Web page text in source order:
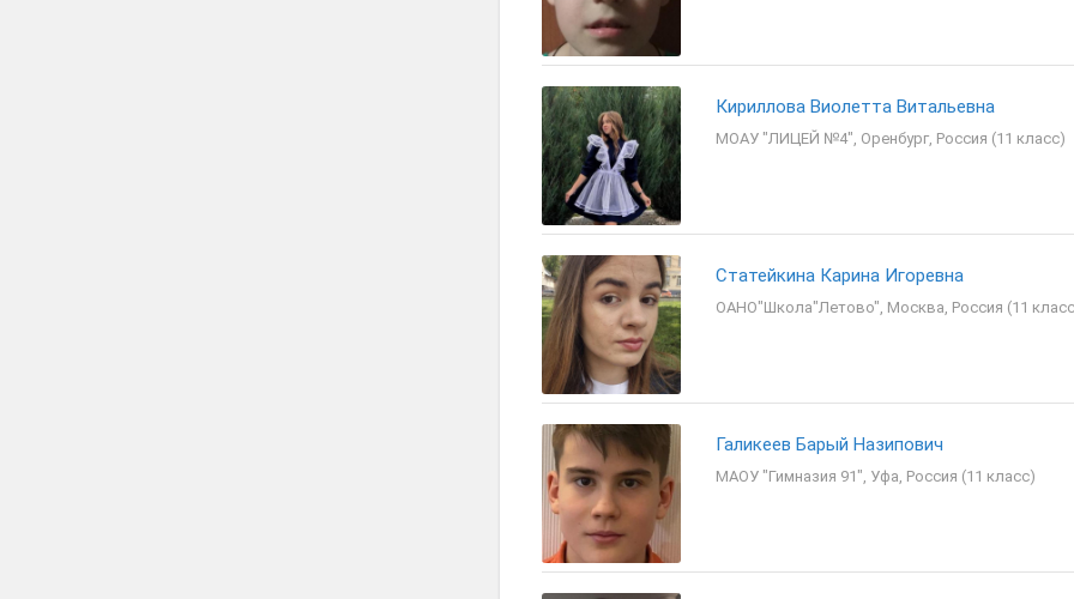
Кириллова Виолетта Витальевна
МОАУ "ЛИЦЕЙ №4", Оренбург, Россия (11 класс)
Статейкина Карина Игоревна
ОАНО"Школа"Летово", Москва, Россия (11
Галикеев Барый Назипович
МАОУ "Гимназия 91", Уфа, Россия (11 класс)